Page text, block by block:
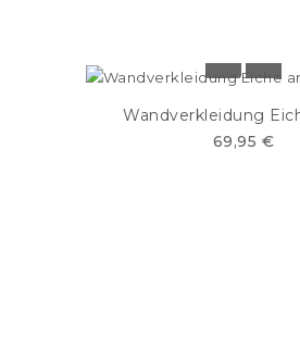
Wandverkleidung
69,95 €